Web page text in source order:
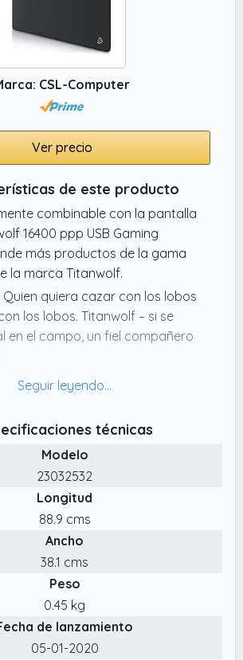
y transpirable : la superficie de
ratón para juegos RGB está
material de tejido ultrafino, que
resistencia que otros y puede
movimiento más suave del
está cubierta con un
resistente al agua que puede
causados por la salida de
accidentes
CSL-Computer
Ver precio
de este producto
combinable con la pantalla
16400 ppp USB Gaming
más productos de la gama
la marca Titanwolf.
quiera cazar con los lobos
los lobos. Titanwolf – si se
en el campo, un fiel compañero
de ratón Titanwolf XXL
dirigida a jugadores que
la precisión y la
de modelo: Titanwolf XXL
Pad (logotipo de la marca de
la superficie de la alfombrilla
técnicas
Modelo
23032532
Longitud
88.9 cms
Ancho
38.1 cms
Peso
0.45 kg
de lanzamiento
05-01-2020